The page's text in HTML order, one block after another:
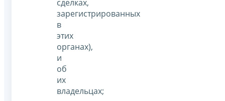
сделках,
зарегистрированных
в
этих
органах),
и
об
их
владельцах;